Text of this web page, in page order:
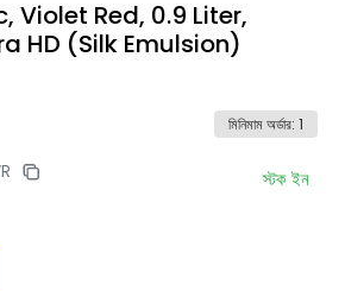
Violet Red, 0.9 Liter,
HD (Silk Emulsion)
মিনিমাম অর্ডার: 1
স্টক ইন